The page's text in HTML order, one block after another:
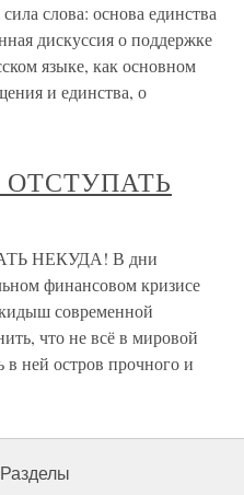
слова: основа единства
дискуссия о поддержке
языке, как основном
и единства, о
ОТСТУПАТЬ
НЕКУДА! В дни
финансовом кризисе
современной
что не всё в мировой
в ней остров прочного и
Разделы